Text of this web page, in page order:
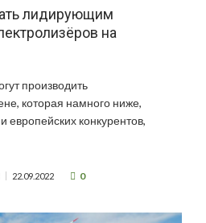
лидирующим
на
производить
которая намного ниже,
европейских конкурентов,
22.09.2022 0